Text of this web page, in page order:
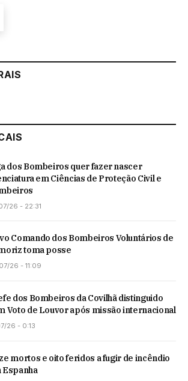
dos Bombeiros quer fazer nascer
em Ciências de Proteção Civil e
26 - 22:31
Comando dos Bombeiros Voluntários de
toma posse
26 - 11:09
dos Bombeiros da Covilhã distinguido
Voto de Louvor após missão internacional
26 - 0:13
mortos e oito feridos a fugir de incêndio
Espanha